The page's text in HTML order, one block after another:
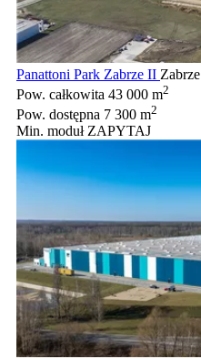
Panattoni Park Zabrze II Zabrze
Pow. całkowita 43 000 m2
Pow. dostępna 7 300 m2
Min. moduł ZAPYTAJ